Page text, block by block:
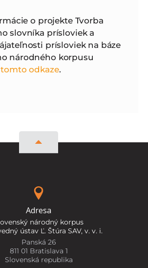
o projekte Tvorba
slovníka prísloviek a
prísloviek na báze
národného korpusu
tomto odkaze.
Adresa
národný korpus
ústav Ľ. Štúra SAV, v. v. i.
Panská 26
811 01 Bratislava 1
Slovenská republika